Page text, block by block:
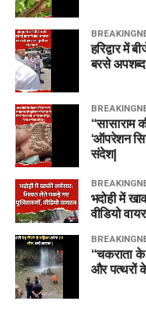
हरिद्वार में
बरसे
“सासाराम
‘ऑपरेशन
संदेश|
भदोही में
वीडियो
“चकराता
और पत्थरों